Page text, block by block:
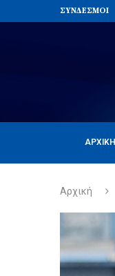
ΣΥΝΔΈΣΜΟΙ
ΑΡΧΙΚΉ
Αρχική